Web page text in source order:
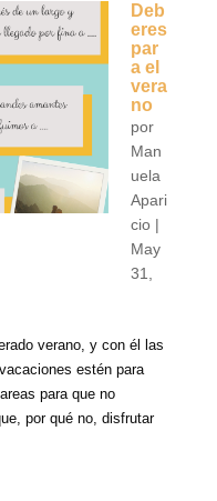
Deb
eres
par
a el
vera
no
por
Man
uela
Apari
cio|
May
31,
verano, y con él las
estén para
para que no
por qué no, disfrutar